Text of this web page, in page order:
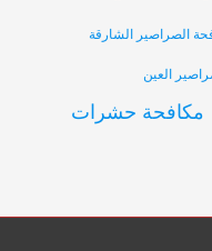
الصراصير الشارقة
العين
مكافحة حشرات